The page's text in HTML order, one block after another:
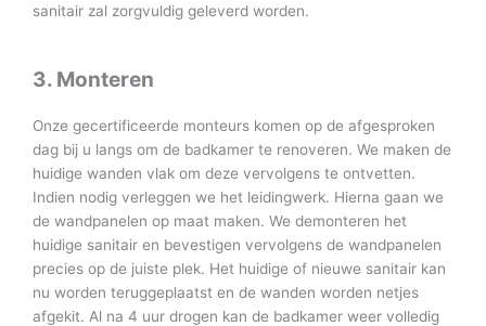
sanitair zal zorgvuldig geleverd worden.
3. Monteren
Onze gecertificeerde monteurs komen op de afgesproken
dag bij u langs om de badkamer te renoveren. We maken de
huidige wanden vlak om deze vervolgens te ontvetten.
Indien nodig verleggen we het leidingwerk. Hierna gaan we
de wandpanelen op maat maken. We demonteren het
huidige sanitair en bevestigen vervolgens de wandpanelen
precies op de juiste plek. Het huidige of nieuwe sanitair kan
nu worden teruggeplaatst en de wanden worden netjes
afgekit. Al na 4 uur drogen kan de badkamer weer volledig